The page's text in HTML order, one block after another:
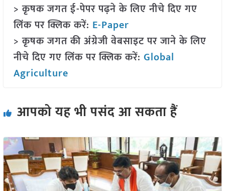
> कृषक जगत ई-पेपर पढ़ने के लिए नीचे दिए गए
लिंक पर क्लिक करें: E-Paper
> कृषक जगत की अंग्रेजी वेबसाइट पर जाने के लिए
नीचे दिए गए लिंक पर क्लिक करें: Global
Agriculture
आपको यह भी पसंद आ सकता हैं